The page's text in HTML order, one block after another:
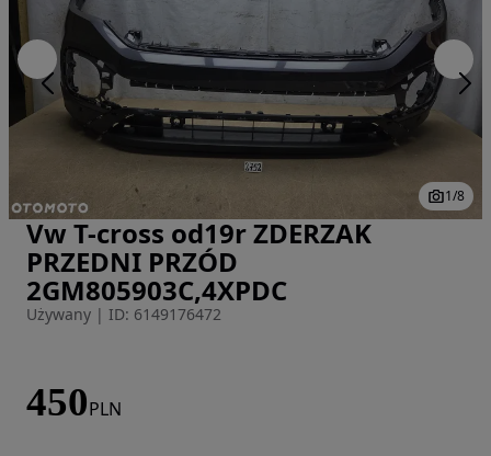
Zdjęcie 1 z 8
1/8
Vw T-cross od19r ZDERZAK
PRZEDNI PRZÓD
2GM805903C,4XPDC
Używany | ID: 6149176472
450PLN